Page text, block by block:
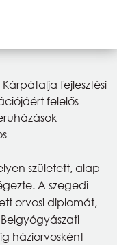
fejlesztési
felelős
született, alap
A szegedi
orvosi diplomát,
háziorvosként